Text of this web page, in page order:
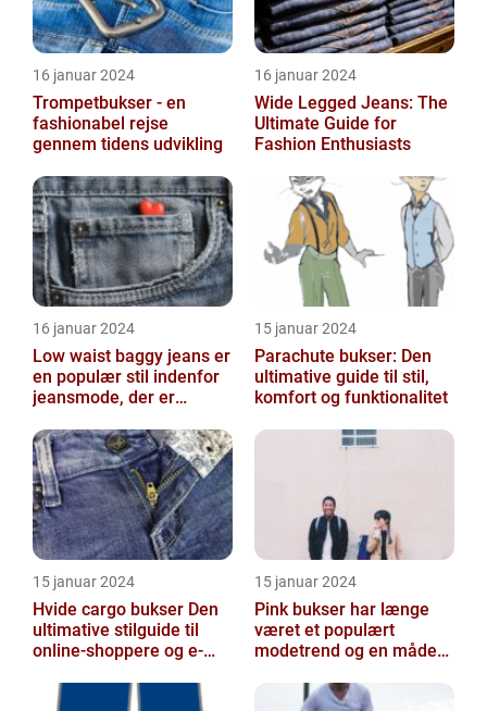
16 januar 2024
Trompetbukser - en
fashionabel rejse
gennem tidens udvikling
16 januar 2024
Wide Legged Jeans: The
Ultimate Guide for
Fashion Enthusiasts
16 januar 2024
Low waist baggy jeans er
en populær stil indenfor
jeansmode, der er
talje og ...
15 januar 2024
Parachute bukser: Den
ultimative guide til stil,
komfort og funktionalitet
15 januar 2024
Hvide cargo bukser Den
ultimative stilguide til
online-shoppere og e-
15 januar 2024
Pink bukser har længe
været et populært
modetrend og en måde
personlighed til en...